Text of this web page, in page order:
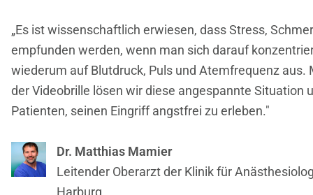
„Es ist wissenschaftlich erwiesen, dass Stress,
empfunden werden, wenn man sich darauf
wiederum auf Blutdruck, Puls und Atemfrequenz aus.
der Videobrille lösen wir diese angespannte Situation
Patienten, seinen Eingriff angstfrei zu erleben."
Dr. Matthias Mamier
Leitender Oberarzt der Klinik für
Harburg